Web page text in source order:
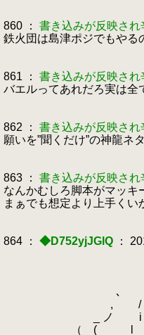
860 ： 書き込みが反映さ
鉄火団は島津ポジでもやる
861 ： 書き込みが反映さ
バエルってあれだろ実は
862 ： 書き込みが反映さ
願いを”聞くだけ”の神龍ネ
863 ： 書き込みが反映さ
なんかむしろ脚本がマッキ
まぁでも想定より上手く
864 ： ◆D752yjJGlQ ：
, -
／
､
, /
_
（